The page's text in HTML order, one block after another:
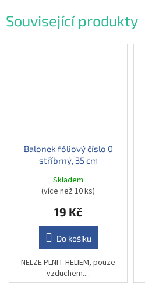
Související produkty
Balonek fóliový číslo 0
stříbrný, 35 cm
Skladem
(více než 10 ks)
19 Kč
Do košíku
NELZE PLNIT HELIEM, pouze
vzduchem....